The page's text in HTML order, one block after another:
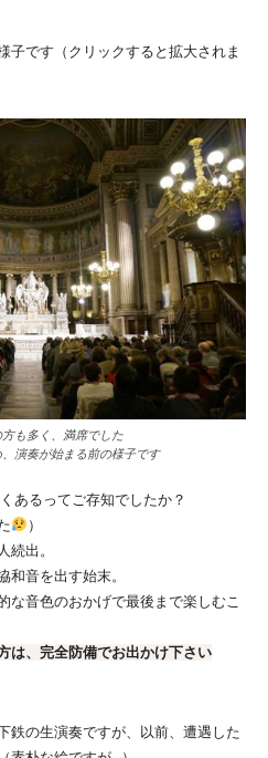
子です（クリックすると拡大されま
も多く、満席でした
演奏が始まる前の様子です
あるってご存知でしたか？
）
続出。
和音を出す始末。
な音色のおかげで最後まで楽しむこ
は、完全防備でお出かけ下さい
鉄の生演奏ですが、以前、遭遇した